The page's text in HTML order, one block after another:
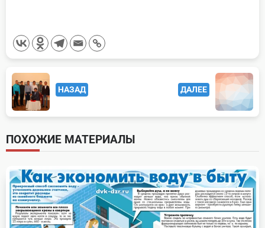
<span
class="nav-
subtitle
screen-
reader-
text">Page</span>
НАЗАД ДАЛЕЕ
ПОХОЖИЕ МАТЕРИАЛЫ